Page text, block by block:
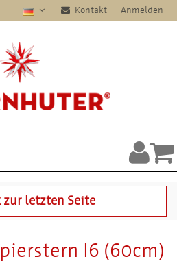
Kontakt Anmelden
zur letzten Seite
I6 (60cm)